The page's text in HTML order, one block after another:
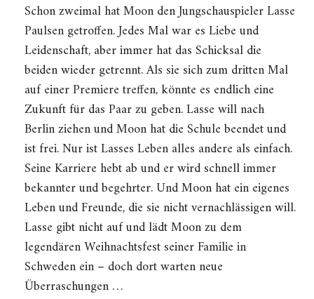
Schon zweimal hat Moon den Jungschauspieler Lasse
Paulsen getroffen. Jedes Mal war es Liebe und
Leidenschaft, aber immer hat das Schicksal die
beiden wieder getrennt. Als sie sich zum dritten Mal
auf einer Premiere treffen, könnte es endlich eine
Zukunft für das Paar zu geben. Lasse will nach
Berlin ziehen und Moon hat die Schule beendet und
ist frei. Nur ist Lasses Leben alles andere als einfach.
Seine Karriere hebt ab und er wird schnell immer
bekannter und begehrter. Und Moon hat ein eigenes
Leben und Freunde, die sie nicht vernachlässigen will.
Lasse gibt nicht auf und lädt Moon zu dem
legendären Weihnachtsfest seiner Familie in
Schweden ein – doch dort warten neue
Überraschungen …